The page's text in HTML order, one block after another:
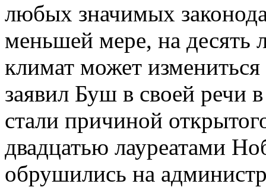
любых значимых
меньшей мере, на десять
климат может
заявил Буш в своей речи
стали причиной
двадцатью лауреатами
обрушились на